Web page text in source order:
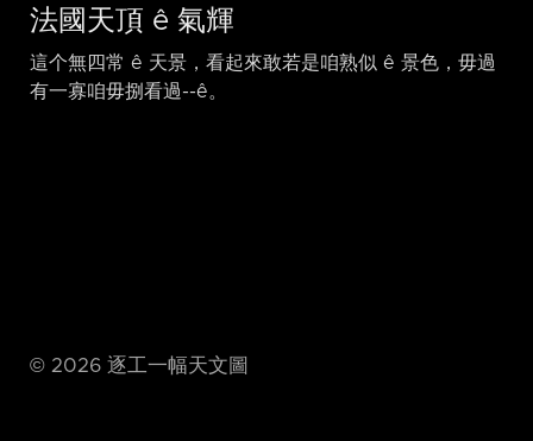
法國天頂 ê 氣輝
這个無四常 ê 天景，看起來敢若是咱熟似 ê 景色，毋過
有一寡咱毋捌看過-⁠-ê。
© 2026 逐工一幅天文圖